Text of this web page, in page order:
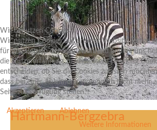
Hartmann-Bergzebra
Wir benutzen Cookies
Wir nutzen Cookies auf unserer Website. Einige
für den Betrieb der Seite, während andere uns
die Nutzererfahrung zu verbessern (Tracking
entscheiden, ob Sie die Cookies zulassen
dass bei einer Ablehnung womöglich nicht mehr
Seite zur Verfügung stehen.
Akzeptieren
Ablehnen
Weitere Informationen